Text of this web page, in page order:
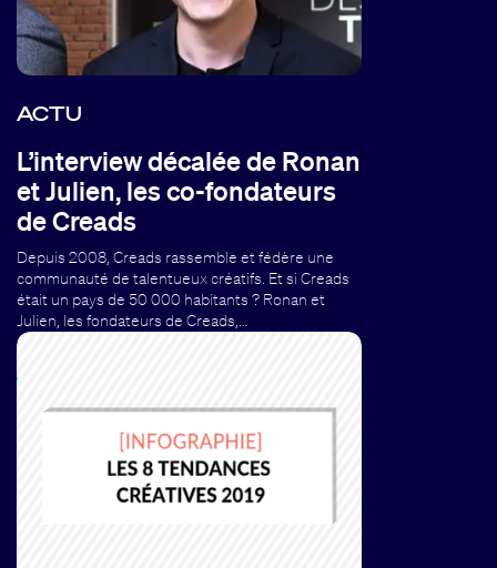
ACTU
L’interview décalée de Ronan
et Julien, les co-fondateurs
de Creads
Depuis 2008, Creads rassemble et fédère une
communauté de talentueux créatifs. Et si Creads
était un pays de 50 000 habitants ? Ronan et
Julien, les fondateurs de Creads,…